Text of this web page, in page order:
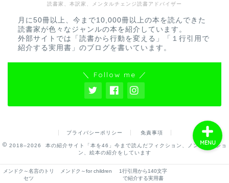
読書家、本訳家、メンタルチェンジ読書アドバイザー
月に50冊以上、今まで10,000冊以上の本を読んできた
読書家が色々なジャンルの本を紹介しています。
外部サイトでは「読書から行動を変える」「１行引用で
紹介する実用書」のブログを書いています。
＼ Follow me ／
プライバシーポリシー 免責事項
2018–2026 本の紹介サイト「本を46」今まで読んだフィクション、ノンフィクショ
ン、絵本の紹介をしています
メンドク～名言のトリ
セツ
メンドク～for children
1行引用から140文字
で紹介する実用書
MENU
＂一行引用＂で紹介する
実用書一覧
＂名言＂で紹介する物語